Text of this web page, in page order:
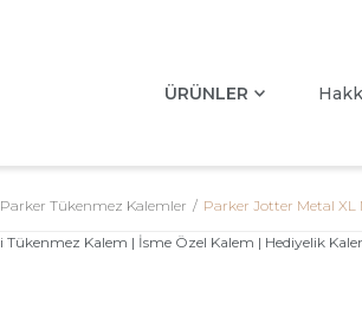
ÜRÜNLER
Parker Tükenmez Kalemler Parker Jotter Metal XL